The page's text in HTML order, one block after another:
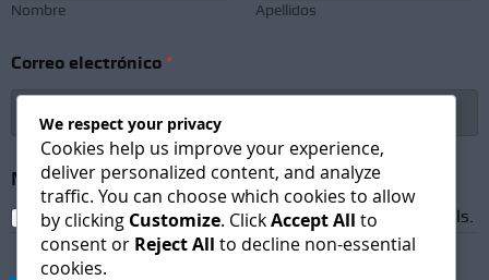
Nombre Apellidos
Correo electrónico *
u
b
s
Newsletter Subscription*
I agree to receive newsletters and promotional emails.
We respect your privacy
Cookies help us improve your experience,
deliver personalized content, and analyze
traffic. You can choose which cookies to allow
by clicking Customize. ClickAccept All to
consent or Reject All to decline non-essential
cookies.